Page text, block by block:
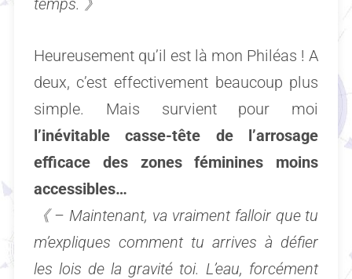
Heureusement qu’il est là mon Philéas ! A
deux, c’est effectivement beaucoup plus
simple. Mais survient pour moi
l’inévitable casse-tête de l’arrosage
efficace des zones féminines moins
accessibles…
《 – Maintenant, va vraiment falloir que tu
m’expliques comment tu arrives à défier
les lois de la gravité toi. L’eau, forcément